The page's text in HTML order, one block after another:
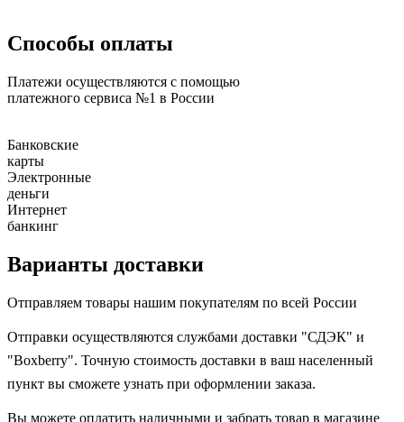
Способы оплаты
Платежи осуществляются с помощью
платежного сервиса №1 в России
Банковские
карты
Электронные
деньги
Интернет
банкинг
Варианты доставки
Отправляем товары нашим покупателям по всей России
Отправки осуществляются службами доставки "СДЭК" и
"Boxberry". Точную стоимость доставки в ваш населенный
пункт вы сможете узнать при оформлении заказа.
Вы можете оплатить наличными и забрать товар в магазине